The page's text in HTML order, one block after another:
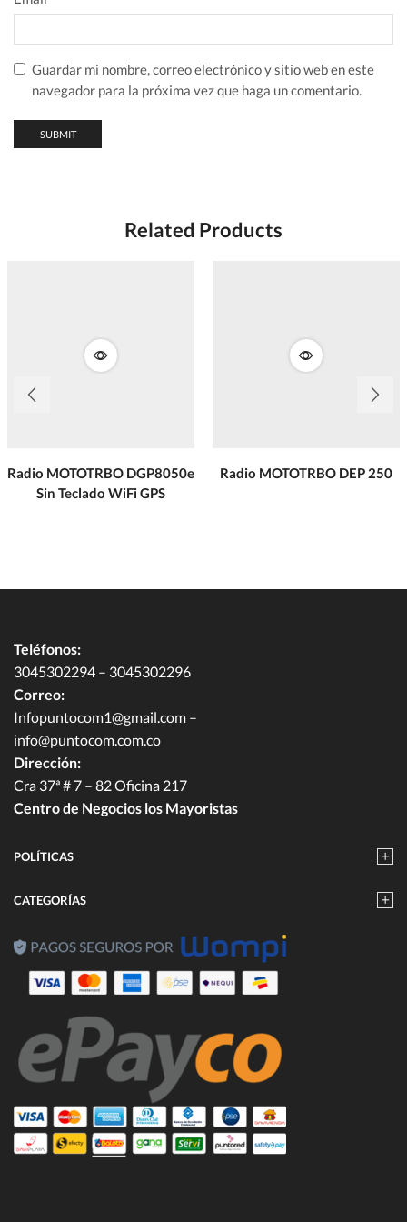
Guardar mi nombre, correo electrónico y sitio web en este
navegador para la próxima vez que haga un comentario.
Related Products
Radio MOTOTRBO DGP8050e
Sin Teclado WiFi GPS
Radio MOTOTRBO DEP 250
Teléfonos:
3045302294 – 3045302296
Correo:
Infopuntocom1@gmail.com –
info@puntocom.com.co
Dirección:
Cra 37ª # 7 – 82 Oficina 217
Centro de Negocios los Mayoristas
POLÍTICAS
CATEGORÍAS